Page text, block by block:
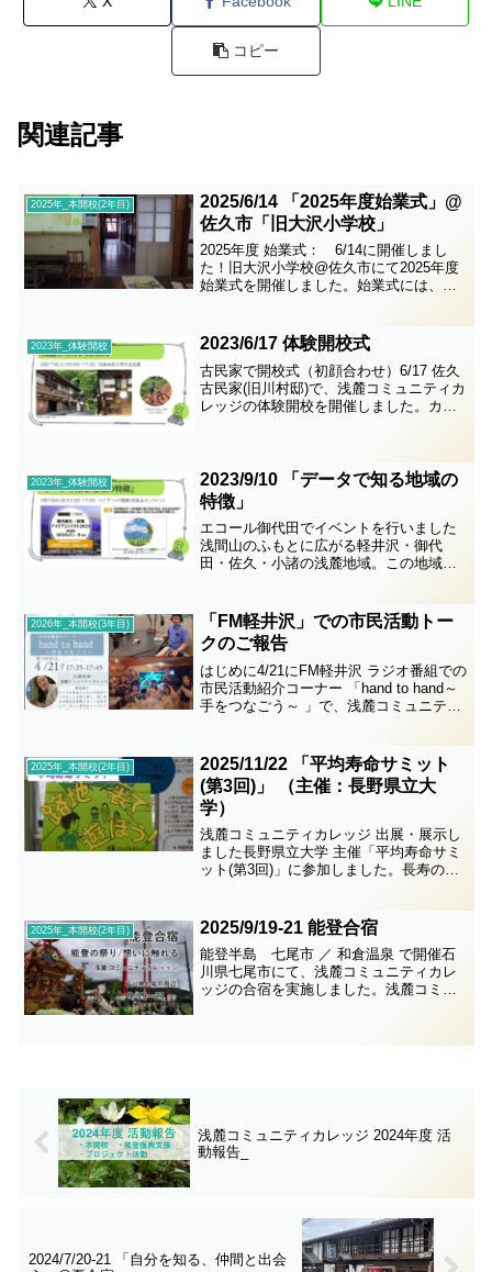
コピー
関連記事
2025年_本開校(2年目)
2025/6/14 「2025年度始業式」@
佐久市「旧大沢小学校」
2025年度 始業式： 6/14に開催しまし
た！旧大沢小学校@佐久市にて2025年度
始業式を開催しました。始業式には、大
地域の記憶や魅力を改めて感じることが
できました...
2023年_体験開校 2023/6/17 体験開校式
古民家で開校式（初顔合わせ）6/17 佐久
古民家(旧川村邸)で、浅麓コミュニティカ
レッジの体験開校を開催しました。カレ
ログラムへの入...
2023年_体験開校
2023/9/10 「データで知る地域の
特徴」
エコール御代田でイベントを行いました
浅間山のふもとに広がる軽井沢・御代
田・佐久・小諸の浅麓地域。この地域の
しながら、みんなで探求します。もし面
白いアイディアが浮かん...
2026年_本開校(3年目)
「FM軽井沢」での市民活動トー
クのご報告
はじめに4/21にFM軽井沢 ラジオ番組での
市民活動紹介コーナー 「hand to hand～
手をつなごう～ 」で、浅麓コミュニティ
は、軽井沢で活動している...
2025年_本開校(2年目)
2025/11/22 「平均寿命サミット
(第3回)」 （主催：長野県立大
学）
浅麓コミュニティカレッジ 出展・展示し
ました長野県立大学 主催「平均寿命サミ
ット(第3回)」に参加しました。長寿の要
社会参加(仕組み作り)」の実践例として、
2025年_本開校(2年目) 2025/9/19-21 能登合宿
能登半島 七尾市 ／ 和倉温泉 で開催石
川県七尾市にて、浅麓コミュニティカレ
ッジの合宿を実施しました。浅麓コミュ
れ能登を訪れているものの、今回の合宿
浅麓コミュニティカレッジ 2024年度 活
動報告_
2024/7/20-21 「自分を知る、仲間と出会